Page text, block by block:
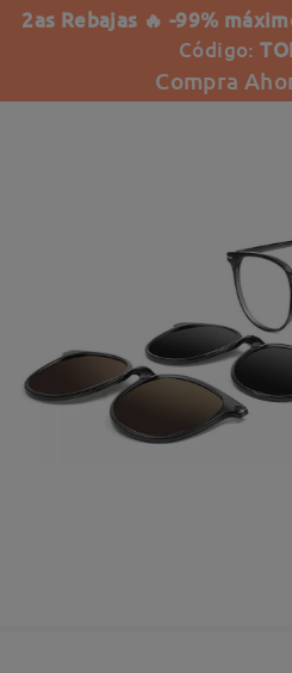
2as Rebajas 🔥 -99%
Código:
Compra